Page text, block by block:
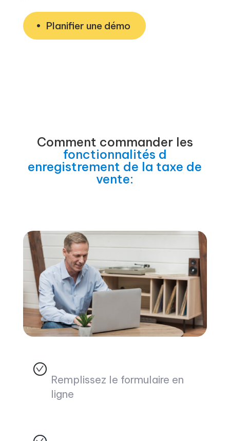
Planifier une démo
Comment commander les
fonctionnalités d
enregistrement de la taxe de
vente:
Remplissez le formulaire en
ligne